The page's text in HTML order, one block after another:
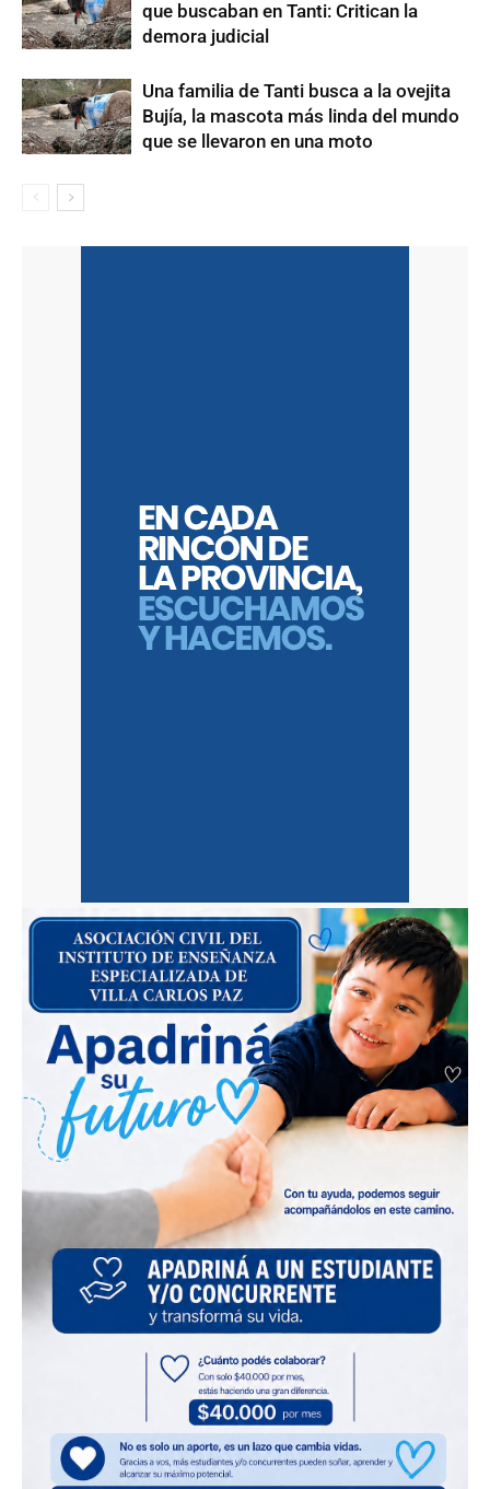
que buscaban en Tanti: Critican la
demora judicial
Una familia de Tanti busca a la ovejita
Bujía, la mascota más linda del mundo
que se llevaron en una moto